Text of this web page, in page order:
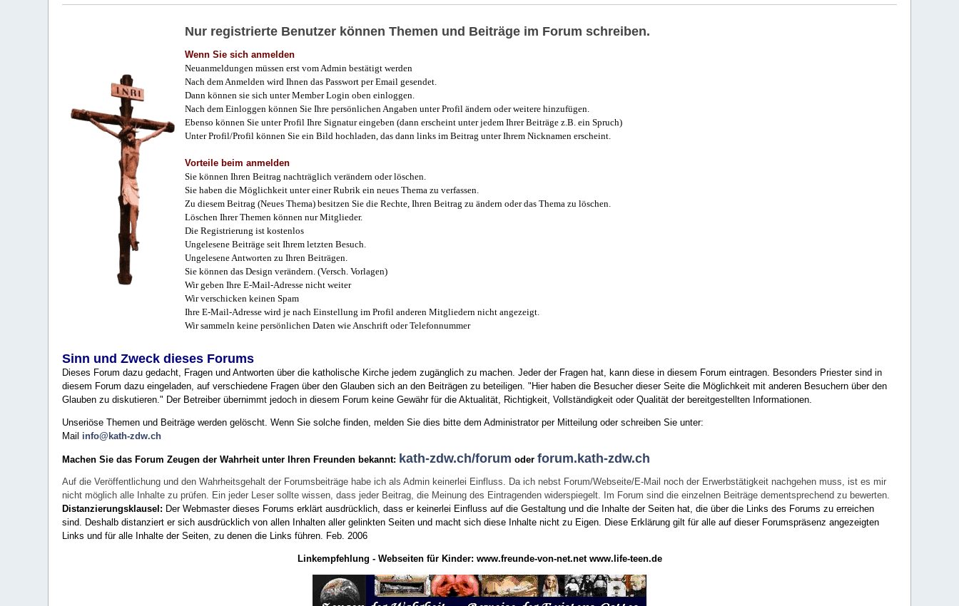
Nur registrierte Benutzer können Themen und Beiträge im Forum schreiben.
Wenn Sie sich anmelden
Neuanmeldungen müssen erst vom Admin bestätigt werden
Nach dem Anmelden wird Ihnen das Passwort per Email gesendet.
Dann können sie sich unter Member Login oben einloggen.
Nach dem Einloggen können Sie Ihre persönlichen Angaben unter Profil ändern oder weitere hinzufügen.
Ebenso können Sie unter Profil Ihre Signatur eingeben (dann erscheint unter jedem Ihrer Beiträge z.B. ein Spruch)
Unter Profil/Profil können Sie ein Bild hochladen, das dann links im Beitrag unter Ihrem Nicknamen erscheint.
Vorteile beim anmelden
Sie können Ihren Beitrag nachträglich verändern oder löschen.
Sie haben die Möglichkeit unter einer Rubrik ein neues Thema zu verfassen.
Zu diesem Beitrag (Neues Thema) besitzen Sie die Rechte, Ihren Beitrag zu ändern oder das Thema zu löschen.
Löschen Ihrer Themen können nur Mitglieder.
Die Registrierung ist kostenlos
Ungelesene Beiträge seit Ihrem letzten Besuch.
Ungelesene Antworten zu Ihren Beiträgen.
Sie können das Design verändern. (Versch. Vorlagen)
Wir geben Ihre E-Mail-Adresse nicht weiter
Wir verschicken keinen Spam
Ihre E-Mail-Adresse wird je nach Einstellung im Profil anderen Mitgliedern nicht angezeigt.
Wir sammeln keine persönlichen Daten wie Anschrift oder Telefonnummer
Sinn und Zweck dieses Forums
Dieses Forum dazu gedacht, Fragen und Antworten über die katholische Kirche jedem zugänglich zu machen. Jeder der Fragen hat, kann diese in diesem Forum eintragen. Besonders Priester sind in
diesem Forum dazu eingeladen, auf verschiedene Fragen über den Glauben sich an den Beiträgen zu beteiligen. "Hier haben die Besucher dieser Seite die Möglichkeit mit anderen Besuchern über den
Glauben zu diskutieren." Der Betreiber übernimmt jedoch in diesem Forum keine Gewähr für die Aktualität, Richtigkeit, Vollständigkeit oder Qualität der bereitgestellten Informationen.
Unseriöse Themen und Beiträge werden gelöscht. Wenn Sie solche finden, melden Sie dies bitte dem Administrator per Mitteilung oder schreiben Sie unter:
Mail info@kath-zdw.ch
Machen Sie das Forum Zeugen der Wahrheit unter Ihren Freunden bekannt: kath-zdw.ch/forum oderforum.kath-zdw.ch
Auf die Veröffentlichung und den Wahrheitsgehalt der Forumsbeiträge habe ich als Admin keinerlei Einfluss. Da ich nebst Forum/Webseite/E-Mail noch der Erwerbstätigkeit nachgehen muss, ist es mir
nicht möglich alle Inhalte zu prüfen. Ein jeder Leser sollte wissen, dass jeder Beitrag, die Meinung des Eintragenden widerspiegelt. Im Forum sind die einzelnen Beiträge dementsprechend zu bewerten.
Distanzierungsklausel: Der Webmaster dieses Forums erklärt ausdrücklich, dass er keinerlei Einfluss auf die Gestaltung und die Inhalte der Seiten hat, die über die Links des Forums zu erreichen
sind. Deshalb distanziert er sich ausdrücklich von allen Inhalten aller gelinkten Seiten und macht sich diese Inhalte nicht zu Eigen. Diese Erklärung gilt für alle auf dieser Forumspräsenz angezeigten
Links und für alle Inhalte der Seiten, zu denen die Links führen. Feb. 2006
Linkempfehlung - Webseiten für Kinder: www.freunde-von-net.net www.life-teen.de